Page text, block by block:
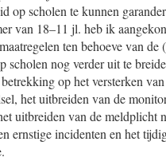
op scholen te kunnen
van 18–11 jl. heb ik
ten behoeve van de
scholen nog verder uit te
op het versterken
het uitbreiden van de
uitbreiden van de meldplicht
ernstige incidenten en het